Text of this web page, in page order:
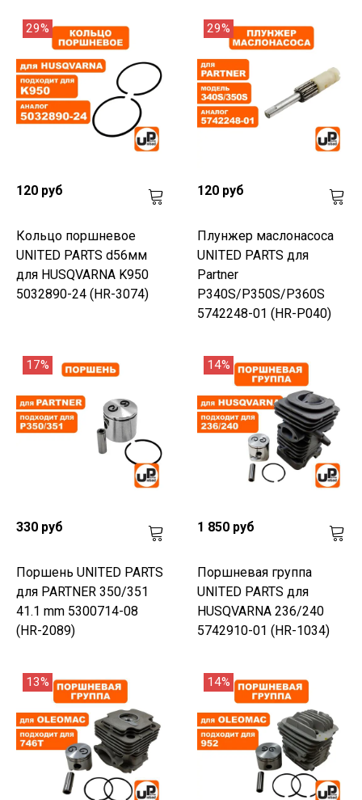
29%
120 руб
Кольцо поршневое
UNITED PARTS d56мм
для HUSQVARNA K950
5032890-24 (HR-3074)
29%
120 руб
Плунжер маслонасоса
UNITED PARTS для
Partner
P340S/P350S/P360S
5742248-01 (HR-P040)
17%
330 руб
Поршень UNITED PARTS
для PARTNER 350/351
41.1 mm 5300714-08
(HR-2089)
14%
1 850 руб
Поршневая группа
UNITED PARTS для
HUSQVARNA 236/240
5742910-01 (HR-1034)
13% 14%